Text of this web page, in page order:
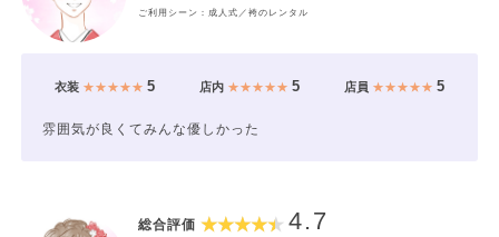
ご利用シーン：成人式／袴のレンタル
衣装★★★★★ 5 店内★★★★★ 5 店員 ★★★★★5
雰囲気が良くてみんな優しかった
総合評価 4.7